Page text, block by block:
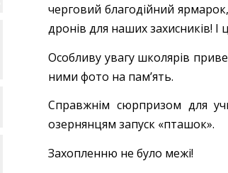
черговий благодійний
дронів для наших захисників! І
Особливу увагу школярів
ними фото на пам’ять.
Справжнім сюрпризом для
озернянцям запуск «пташок».
Захопленню не було межі!